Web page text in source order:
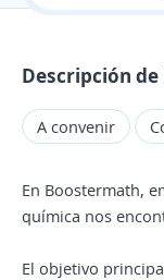
Descripción
A convenir
En Boostermath,
química nos
El objetivo